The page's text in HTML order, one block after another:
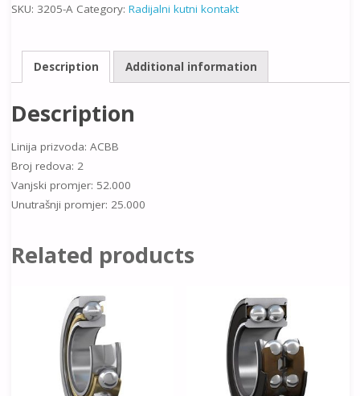
SKU: 3205-A Category: Radijalni kutni kontakt
Description Additional information
Description
Linija prizvoda: ACBB
Broj redova: 2
Vanjski promjer: 52.000
Unutrašnji promjer: 25.000
Related products